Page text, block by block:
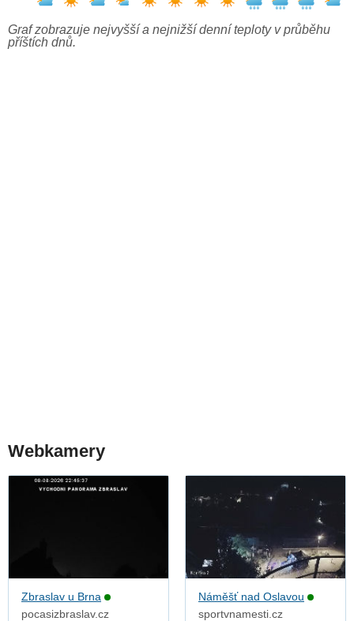
Graf zobrazuje nejvyšší a nejnižší denní teploty v průběhu
příštích dnů.
Webkamery
Zbraslav u Brna
pocasizbraslav.cz
Náměšť nad Oslavou
sportvnamesti.cz